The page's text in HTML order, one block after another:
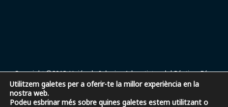
Copyright ©2018, Unión de Iglesias Adventistas del Séptimo Día
en España.
C/ Fernando Rey 3, Pozuelo de Alarcón, 28223, Madrid, España. |
Utilitzem galetes per a oferir-te la millor experiència en la
nostra web.
Podeu esbrinar més sobre quines galetes estem utilitzant o